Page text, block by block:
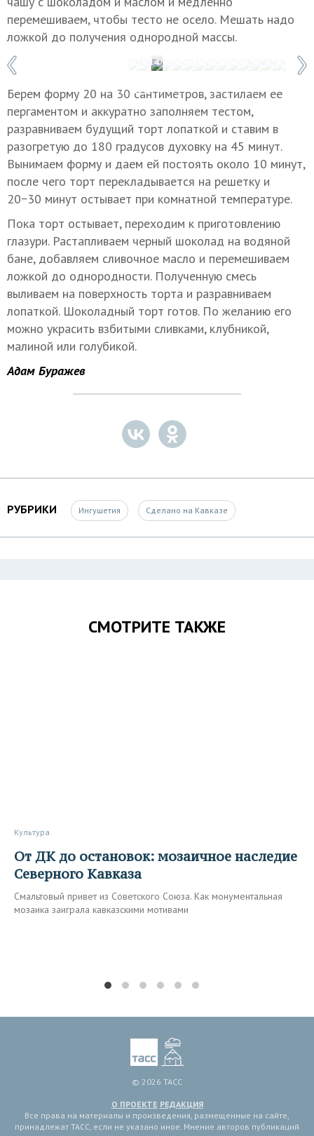
перемешиваем, чтобы тесто не осело. Мешать надо
ложкой до получения однородной массы.
Фото: Евгений Шивцов
1 / 14
Берем форму 20 на 30 сантиметров, застилаем ее
пергаментом и аккуратно заполняем тестом,
разравниваем будущий торт лопаткой и ставим в
разогретую до 180 градусов духовку на 45 минут.
Вынимаем форму и даем ей постоять около 10 минут,
после чего торт перекладывается на решетку и
20−30 минут остывает при комнатной температуре.
Пока торт остывает, переходим к приготовлению
глазури. Растапливаем черный шоколад на водяной
бане, добавляем сливочное масло и перемешиваем
ложкой до однородности. Полученную смесь
выливаем на поверхность торта и разравниваем
лопаткой. Шоколадный торт готов. По желанию его
можно украсить взбитыми сливками, клубникой,
малиной или голубикой.
Адам Буражев
РУБРИКИ Ингушетия Сделано на Кавказе
СМОТРИТЕ ТАКЖЕ
Культура
От ДК до остановок: мозаичное наследие
Северного Кавказа
Смальтовый привет из Советского Союза. Как монументальная
мозаика заиграла кавказскими мотивами
© 2026 ТАСС
О ПРОЕКТЕ РЕДАКЦИЯ
Все права на материалы и произведения, размещенные на сайте,
принадлежат ТАСС, если не указано иное. Мнение авторов публикаций